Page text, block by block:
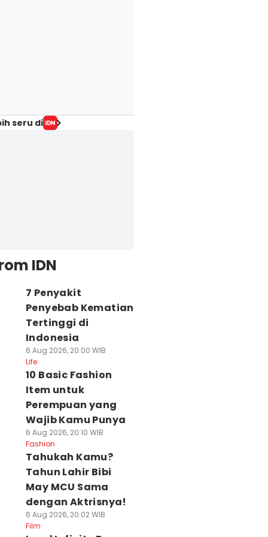
seru di
IDN
7 Penyakit
Penyebab Kematian
Tertinggi di
Indonesia
6 Aug 2026, 20:00 WIB
Life
10 Basic Fashion
Item untuk
Perempuan yang
Wajib Kamu Punya
6 Aug 2026, 20:10 WIB
Fashion
Tahukah Kamu?
Tahun Lahir Bibi
May MCU Sama
dengan Aktrisnya!
6 Aug 2026, 20:02 WIB
Film